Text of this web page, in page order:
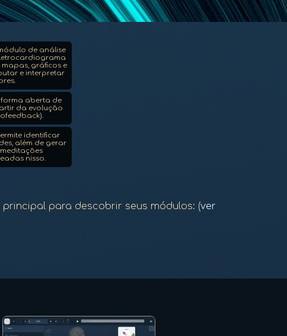
de análise
gráficos e
e interpretar
forma aberta de
da evolução
identificar
além de gerar
nisso.
para descobrir seus módulos: (ver